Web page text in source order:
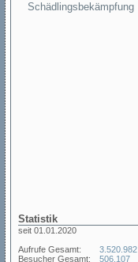
Schädlingsbekämpfung
Statistik
seit 01.01.2020
Aufrufe Gesamt:
Besucher Gesamt:
3.520.982
506.107